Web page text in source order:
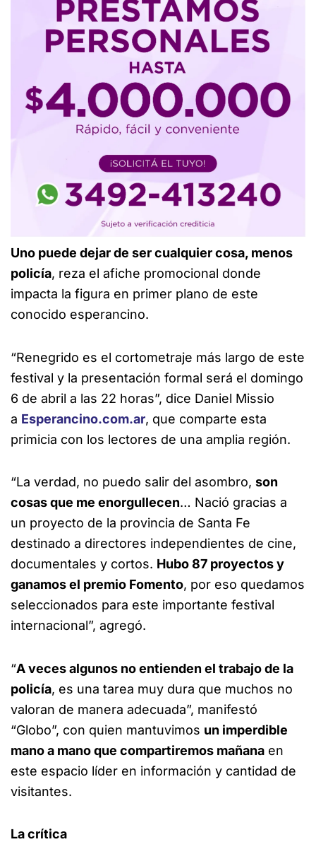
Uno puede dejar de ser cualquier cosa, menos
policía, reza el afiche promocional donde
impacta la figura en primer plano de este
conocido esperancino.
“Renegrido es el cortometraje más largo de este
festival y la presentación formal será el domingo
6 de abril a las 22 horas”, dice Daniel Missio
a Esperancino.com.ar, que comparte esta
primicia con los lectores de una amplia región.
“La verdad, no puedo salir del asombro, son
cosas que me enorgullecen… Nació gracias a
un proyecto de la provincia de Santa Fe
destinado a directores independientes de cine,
documentales y cortos. Hubo 87 proyectos y
ganamos el premio Fomento, por eso quedamos
seleccionados para este importante festival
internacional”, agregó.
“A veces algunos no entienden el trabajo de la
policía, es una tarea muy dura que muchos no
valoran de manera adecuada”, manifestó
“Globo”, con quien mantuvimos un imperdible
mano a mano que compartiremos mañana en
este espacio líder en información y cantidad de
visitantes.
La crítica